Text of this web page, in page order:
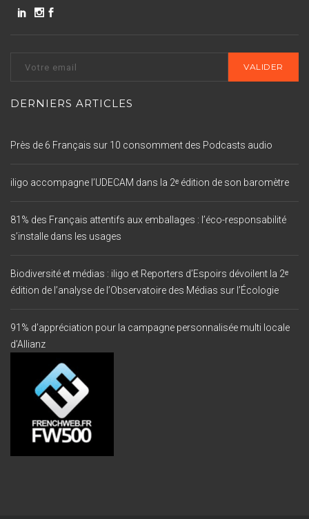
DERNIERS ARTICLES
Près de 6 Français sur 10 consomment des Podcasts audio
iligo accompagne l’UDECAM dans la 2ᵉ édition de son baromètre
81% des Français attentifs aux emballages : l’éco-responsabilité
s’installe dans les usages
Biodiversité et médias : iligo et Reporters d’Espoirs dévoilent la 2ᵉ
édition de l’analyse de l’Observatoire des Médias sur l’Écologie
91% d’appréciation pour la campagne personnalisée multi locale
d’Allianz